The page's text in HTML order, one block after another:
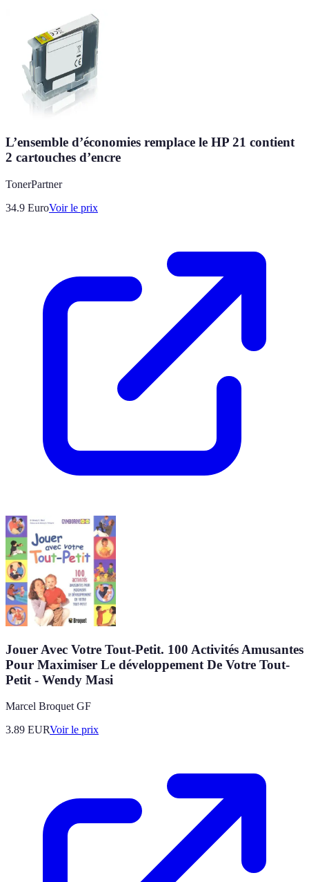
L’ensemble d’économies remplace le HP 21 contient
2 cartouches d’encre
TonerPartner
34.9 EuroVoir le prix
Jouer Avec Votre Tout-Petit. 100 Activités Amusantes
Pour Maximiser Le développement De Votre Tout-
Petit - Wendy Masi
Marcel Broquet GF
3.89 EURVoir le prix